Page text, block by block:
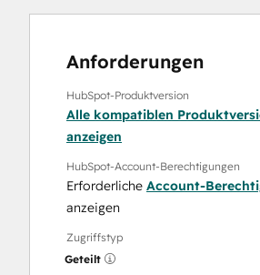
Anforderungen
HubSpot-Produktversion
Alle kompatiblen
anzeigen
HubSpot-Account-Berechtigungen
Erforderliche Account-
anzeigen
Zugriffstyp
Geteilt